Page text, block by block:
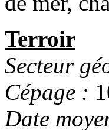
Terroir
Secteur
Cépage :
Date